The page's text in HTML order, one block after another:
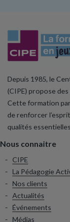
Depuis 1985, le
(CIPE) propose
Cette formation
de renforcer
qualités
Nous connaitre
CIPE
La Pédagogie
Nos clients
Actualités
Événements
Médias